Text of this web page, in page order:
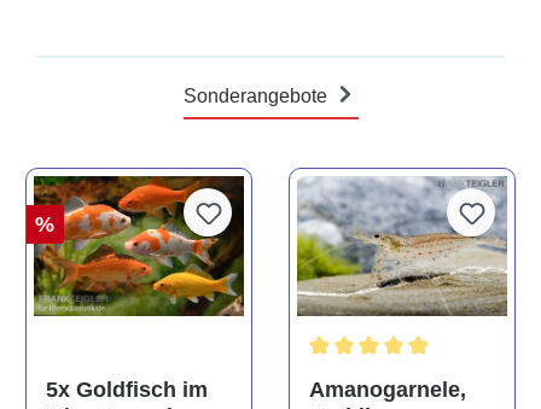
Sonderangebote
%
5x Goldfisch im
Amanogarnele,